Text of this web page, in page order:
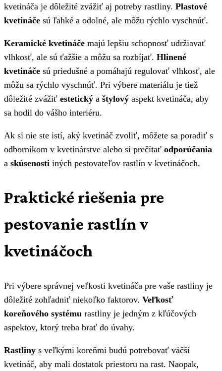
kvetináča je dôležité zvážiť aj potreby rastliny. Plastové
kvetináče sú ľahké a odolné, ale môžu rýchlo vyschnúť.
Keramické kvetináče majú lepšiu schopnosť udržiavať
vlhkosť, ale sú ťažšie a môžu sa rozbíjať. Hlinené
kvetináče sú priedušné a pomáhajú regulovať vlhkosť, ale
môžu sa rýchlo vyschnúť. Pri výbere materiálu je tiež
dôležité zvážiť estetický a štylový aspekt kvetináča, aby
sa hodil do vášho interiéru.
Ak si nie ste istí, aký kvetináč zvoliť, môžete sa poradiť s
odborníkom v kvetinárstve alebo si prečítať odporúčania
a skúsenosti iných pestovateľov rastlín v kvetináčoch.
Praktické riešenia pre
pestovanie rastlín v
kvetináčoch
Pri výbere správnej veľkosti kvetináča pre vaše rastliny je
dôležité zohľadniť niekoľko faktorov. Veľkosť
koreňového systému rastliny je jedným z kľúčových
aspektov, ktorý treba brať do úvahy.
Rastliny s veľkými koreňmi budú potrebovať väčší
kvetináč, aby mali dostatok priestoru na rast. Naopak,